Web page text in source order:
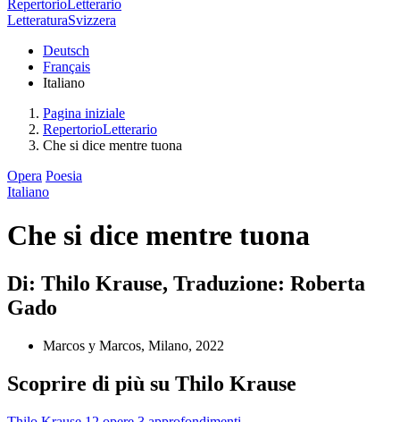
RepertorioLetterario
LetteraturaSvizzera
Deutsch
Français
Italiano
Pagina iniziale
RepertorioLetterario
Che si dice mentre tuona
Opera Poesia
Italiano
Che si dice mentre tuona
Di: Thilo Krause, Traduzione: Roberta
Gado
Marcos y Marcos, Milano, 2022
Scoprire di più su Thilo Krause